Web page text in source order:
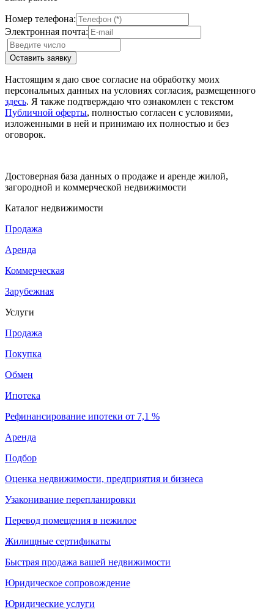
Номер телефона:
Электронная почта:
Настоящим я даю свое согласие на обработку моих
персональных данных на условиях согласия, размещенного
здесь. Я также подтверждаю что ознакомлен с текстом
Публичной оферты, полностью согласен с условиями,
изложенными в ней и принимаю их полностью и без
оговорок.
Достоверная база данных о продаже и аренде жилой,
загородной и коммерческой недвижимости
Каталог недвижимости
Продажа
Аренда
Коммерческая
Зарубежная
Услуги
Продажа
Покупка
Обмен
Ипотека
Рефинансирование ипотеки от 7,1 %
Аренда
Подбор
Оценка недвижимости, предприятия и бизнеса
Узаконивание перепланировки
Перевод помещения в нежилое
Жилищные сертификаты
Быстрая продажа вашей недвижимости
Юридическое сопровождение
Юридические услуги